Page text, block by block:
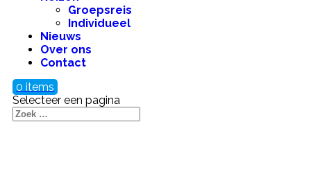
Groepsreis
Individueel
Nieuws
Over ons
Contact
0 items
Selecteer een pagina